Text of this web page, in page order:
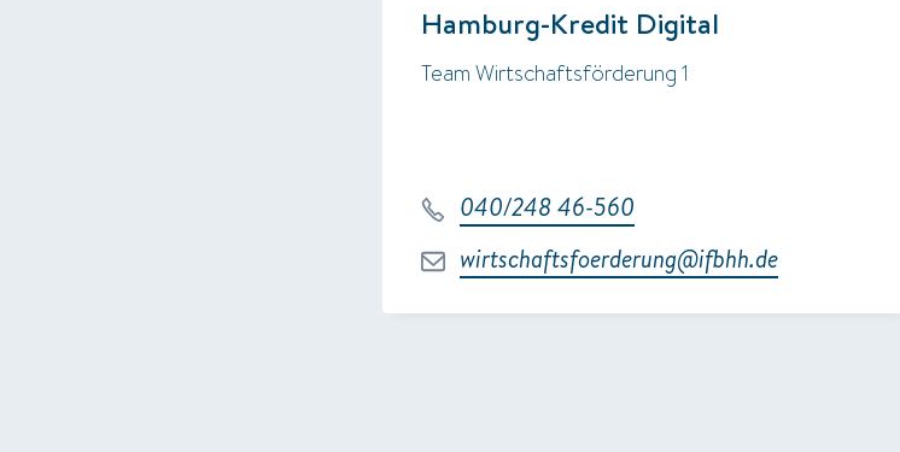
Hamburg-Kredit Digital
Team Wirtschaftsförderung 1
040/248 46-560
wirtschaftsfoerderung@ifbhh.de